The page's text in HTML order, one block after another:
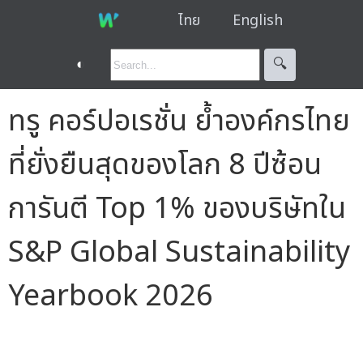
ไทย English
◐ 🔍︎
ทรู คอร์ปอเรชั่น ย้ำองค์กรไทย
ที่ยั่งยืนสุดของโลก 8 ปีซ้อน
การันตี Top 1% ของบริษัทใน
S&P Global Sustainability
Yearbook 2026